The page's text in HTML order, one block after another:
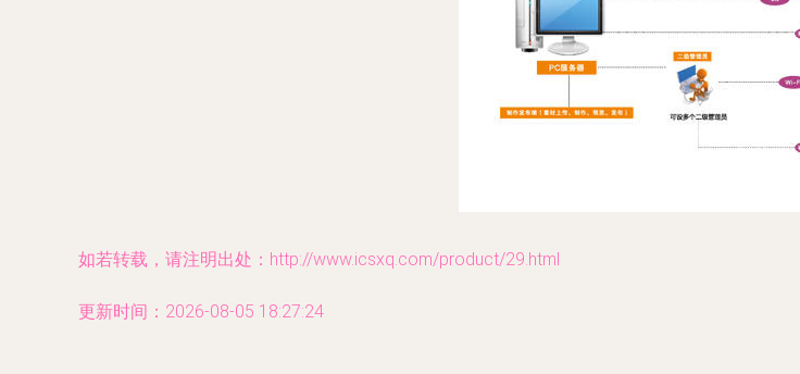
如若转载，请注明出处：http://www.icsxq.com/product/29.html
更新时间：2026-08-05 18:27:24